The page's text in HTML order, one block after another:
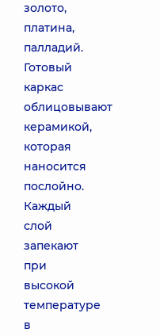
золото,
платина,
палладий.
Готовый
каркас
облицовывают
керамикой,
которая
наносится
послойно.
Каждый
слой
запекают
при
высокой
температуре
в